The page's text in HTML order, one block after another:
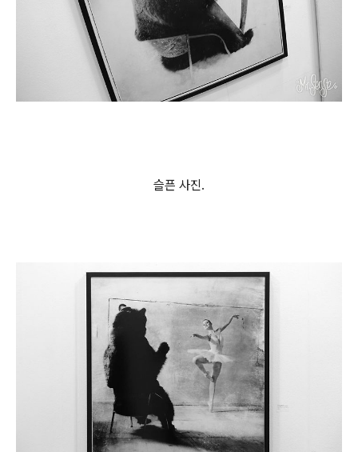
슬픈 사진.